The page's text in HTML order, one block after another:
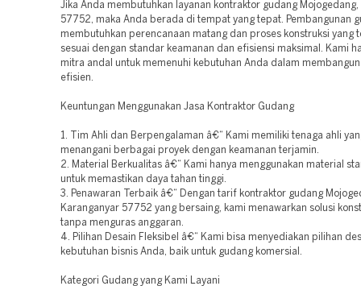
Jika Anda membutuhkan layanan kontraktor gudang
57752, maka Anda berada di tempat yang tepat. Pembangunan
membutuhkan perencanaan matang dan proses konstruksi yang
sesuai dengan standar keamanan dan efisiensi maksimal. Kami
mitra andal untuk memenuhi kebutuhan Anda dalam
efisien.
Keuntungan Menggunakan Jasa Kontraktor Gudang
1. Tim Ahli dan Berpengalaman â€“ Kami memiliki tenaga ahli
menangani berbagai proyek dengan keamanan terjamin.
2. Material Berkualitas â€“ Kami hanya menggunakan material
untuk memastikan daya tahan tinggi.
3. Penawaran Terbaik â€“ Dengan tarif kontraktor gudang
Karanganyar 57752 yang bersaing, kami menawarkan solusi
tanpa menguras anggaran.
4. Pilihan Desain Fleksibel â€“ Kami bisa menyediakan pilihan
kebutuhan bisnis Anda, baik untuk gudang komersial.
Kategori Gudang yang Kami Layani